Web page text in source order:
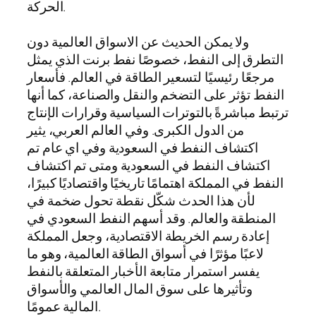
الحركة.
ولا يمكن الحديث عن الاسواق العالمية دون
التطرق إلى النفط، خصوصًا نفط برنت الذي يمثل
مرجعًا رئيسيًا لتسعير الطاقة في العالم. فأسعار
النفط تؤثر على التضخم والنقل والصناعة، كما أنها
ترتبط مباشرةً بالتوترات السياسية وقرارات الإنتاج
من الدول الكبرى. وفي العالم العربي، يثير
اكتشاف النفط في السعودية وفي اي عام تم
اكتشاف النفط في السعودية ومتى تم اكتشاف
النفط في المملكة اهتمامًا تاريخيًا واقتصاديًا كبيرًا،
لأن هذا الحدث شكّل نقطة تحول ضخمة في
المنطقة والعالم. وقد أسهم النفط السعودي في
إعادة رسم الخريطة الاقتصادية، وجعل المملكة
لاعبًا مؤثرًا في أسواق الطاقة العالمية، وهو ما
يفسر استمرار متابعة الأخبار المتعلقة بالنفط
وتأثيرها على سوق المال العالمي والأسواق
المالية عمومًا.